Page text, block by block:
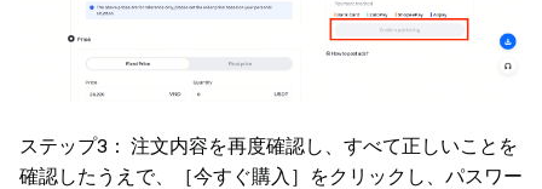
ステップ3： 注文内容を再度確認し、すべて正しいことを
確認したうえで、［今すぐ購入］をクリックし、パスワー